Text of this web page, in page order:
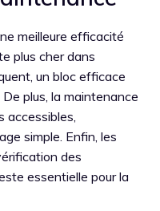
meilleure efficacité
plus cher dans
un bloc efficace
plus, la maintenance
accessibles,
simple. Enfin, les
des
essentielle pour la